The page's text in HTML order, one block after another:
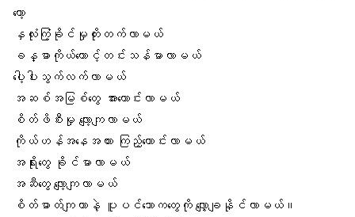
တော့
နှလုံးကြံ့ခိုင်မှုတိုးတက်လာမယ်
ခန္ဓာကိုယ်တောင့်တင်းသန်မာလာမယ်
ပေ့ါပါးသွက်လက်လာမယ်
အဆစ်အမြစ်တွေအားကောင်းလာမယ်
စိတ်ဖိစီးမှု လျော့ကျလာမယ်
ကိုယ်ဟန်အနေအထား ကြည့်ကောင်းလာမယ်
အရိုးတွေ ခိုင်မာလာမယ်
အဆီတွေ လျော့ကျလာမယ်
စိတ်ဓာတ်ကျတာ နဲ့ ပူပင်သောကတွေကို လျှော့ချနိုင်လာမယ်။